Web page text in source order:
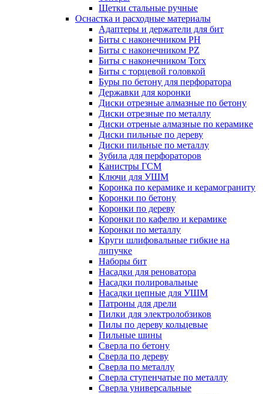
Щетки стальные ручные
Оснастка и расходные материалы
Адаптеры и держатели для бит
Биты с наконечником PH
Биты с наконечником PZ
Биты с наконечником Torx
Биты с торцевой головкой
Буры по бетону для перфоратора
Державки для коронки
Диски отрезные алмазные по бетону
Диски отрезные по металлу
Диски отреные алмазные по керамике
Диски пильные по дереву
Диски пильные по металлу
Зубила для перфораторов
Канистры ГСМ
Ключи для УШМ
Коронка по керамике и керамограниту
Коронки по бетону
Коронки по дереву
Коронки по кафелю и керамике
Коронки по металлу
Круги шлифовальные гибкие на
липучке
Наборы бит
Насадки для реноватора
Насадки полировальные
Насадки цепные для УШМ
Патроны для дрели
Пилки для электролобзиков
Пилы по дереву кольцевые
Пильные шины
Сверла по бетону
Сверла по дереву
Сверла по металлу
Сверла ступенчатые по металлу
Сверла универсальные